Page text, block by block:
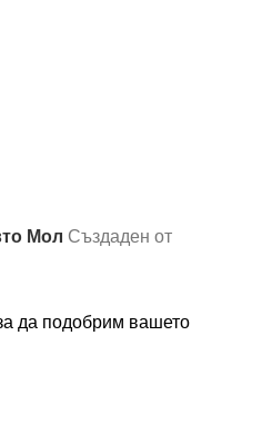
Мол Създаден от
да подобрим вашето